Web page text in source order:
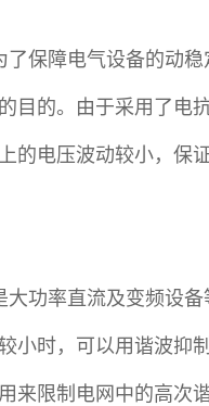
保障电气设备的动
目的。由于采用了电
的电压波动较小，保
功率直流及变频设
时，可以用谐波抑
来限制电网中的高次谐